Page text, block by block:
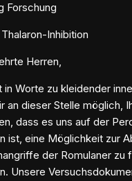
Forschung
Inhibition
Herren,
in Worte zu kleidender
an dieser Stelle möglich,
dass es uns auf der
ist, eine Möglichkeit zur
der Romulaner zu
Unsere